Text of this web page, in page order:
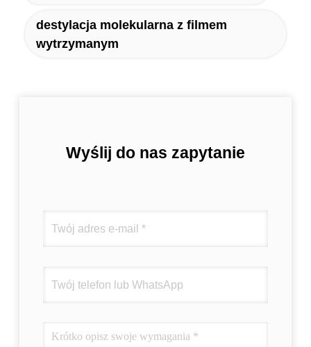
destylacja molekularna z filmem
wytrzymanym
Wyślij do nas zapytanie